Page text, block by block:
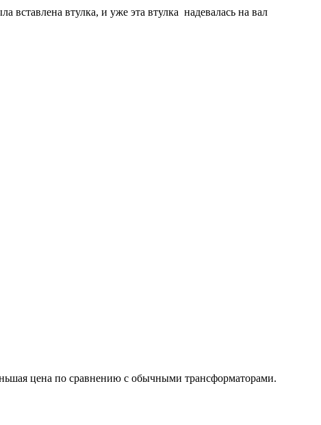
вставлена втулка, и уже эта втулка надевалась на вал
цена по сравнению с обычными трансформаторами.